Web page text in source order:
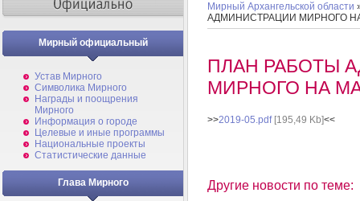
Мирный официальный
Устав Мирного
Символика Мирного
Награды и поощрения
Мирного
Информация о городе
Целевые и иные программы
Национальные проекты
Статистические данные
Глава Мирного
Мирный Архангельской области
АДМИНИСТРАЦИИ МИРНОГО
ПЛАН РАБОТЫ
МИРНОГО НА
>>2019-05.pdf[195,49 Kb]<<
Другие новости по теме: